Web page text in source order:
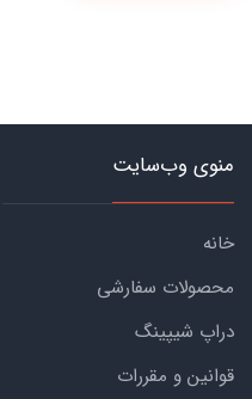
منوی وب‌سایت
خانه
محصولات سفارشی
دراپ شیپینگ
قوانین و مقررات